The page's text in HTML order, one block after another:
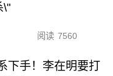
\"
阅读 7560
下手！李在明要打